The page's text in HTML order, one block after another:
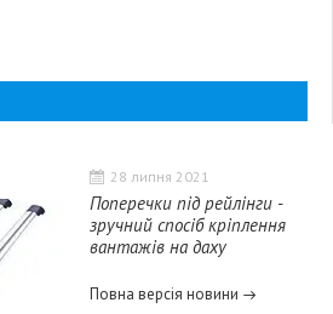
28 липня 2021
Поперечки під рейлінги -
зручний спосіб кріплення
вантажів на даху
Повна версія новини